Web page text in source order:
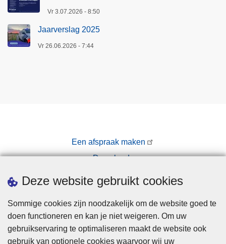
Deze website gebruikt cookies
Sommige cookies zijn noodzakelijk om de website goed te
doen functioneren en kan je niet weigeren. Om uw
gebruikservaring te optimaliseren maakt de website ook
gebruik van optionele cookies waarvoor wij uw
Vr 3.07.2026 - 8:50
Jaarverslag 2025
Vr 26.06.2026 - 7:44
Een afspraak maken
Downloads